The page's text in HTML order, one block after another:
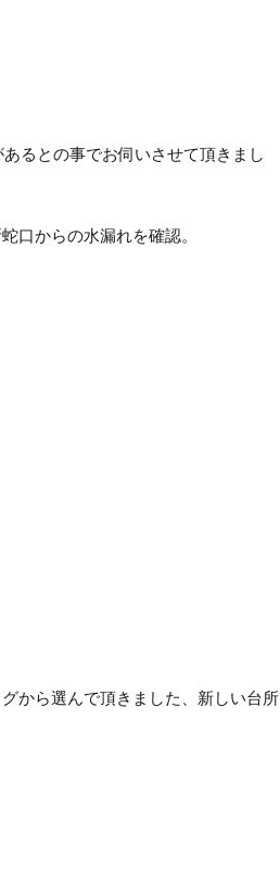
るとの事でお伺いさせて頂きまし
口からの水漏れを確認。
から選んで頂きました、新しい台所